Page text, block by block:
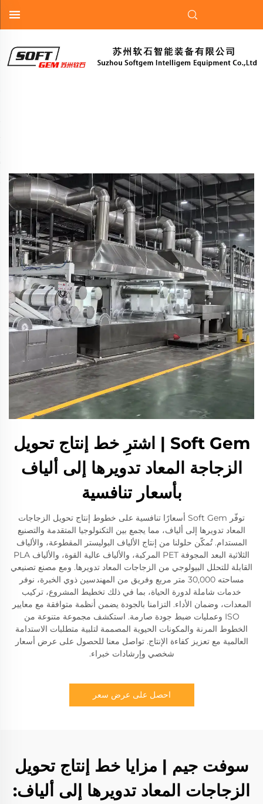
Soft Gem | اشترِ خط إنتاج تحويل
الزجاجة المعاد تدويرها إلى ألياف
بأسعار تنافسية
توفّر Soft Gem أسعارًا تنافسية على خطوط إنتاج تحويل الزجاجات
المعاد تدويرها إلى ألياف، مما يجمع بين التكنولوجيا المتقدمة والتصنيع
المستدام. تُمكّن حلولنا من إنتاج الألياف البوليستر المقطوعة، والألياف
الثلاثية البعد المجوفة PET المركبة، والألياف عالية القوة، والألياف PLA
القابلة للتحلل البيولوجي من الزجاجات المعاد تدويرها. ومع مصنع تصنيعي
مساحته 30,000 متر مربع وفريق من المهندسين ذوي الخبرة، نوفر
خدمات شاملة لدورة الحياة، بما في ذلك تخطيط المشروع، تركيب
المعدات، وضمان الأداء. التزامنا بالجودة يضمن أنظمة متوافقة مع معايير
ISO وعمليات ضبط جودة صارمة. استكشف مجموعة متنوعة من
الخطوط المرنة والمكونات الحيوية المصممة لتلبية متطلبات الاستدامة
العالمية مع تعزيز كفاءة الإنتاج. تواصل معنا للحصول على عرض أسعار
شخصي وإرشادات خبراء.
احصل على عرض سعر
سوفت جيم | مزايا خط إنتاج تحويل
الزجاجات المعاد تدويرها إلى ألياف: